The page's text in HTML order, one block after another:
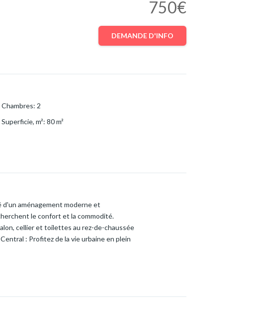
750€
DEMANDE D'INFO
Chambres: 2
Superficie, m²: 80m²
aménagement moderne et
le confort et la commodité.
cellier et toilettes au rez-de-chaussée
: Profitez de la vie urbaine en plein
veuillez nous contacter au 05